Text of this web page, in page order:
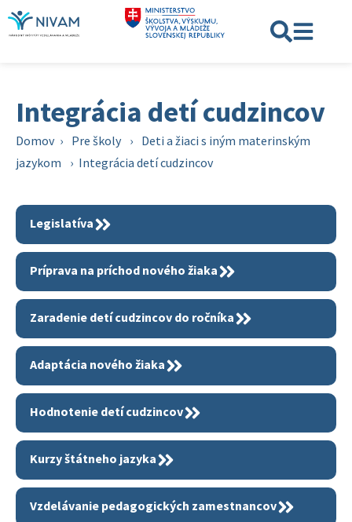
Integrácia detí cudzincov
Domov › Pre školy › Deti a žiaci s iným materinským
jazykom
› Integrácia detí cudzincov
Legislatíva
Príprava na príchod nového žiaka
Zaradenie detí cudzincov do ročníka
Adaptácia nového žiaka
Hodnotenie detí cudzincov
Kurzy štátneho jazyka
Vzdelávanie pedagogických zamestnancov